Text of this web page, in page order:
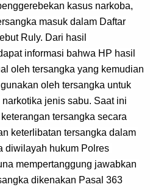
kasus narkoba,
masuk dalam Daftar
Ruly. Dari hasil
informasi bahwa HP hasil
oleh tersangka yang kemudian
oleh tersangka untuk
jenis sabu. Saat ini
tersangka secara
keterlibatan tersangka dalam
diwilayah hukum Polres
mempertanggung jawabkan
dikenakan Pasal 363